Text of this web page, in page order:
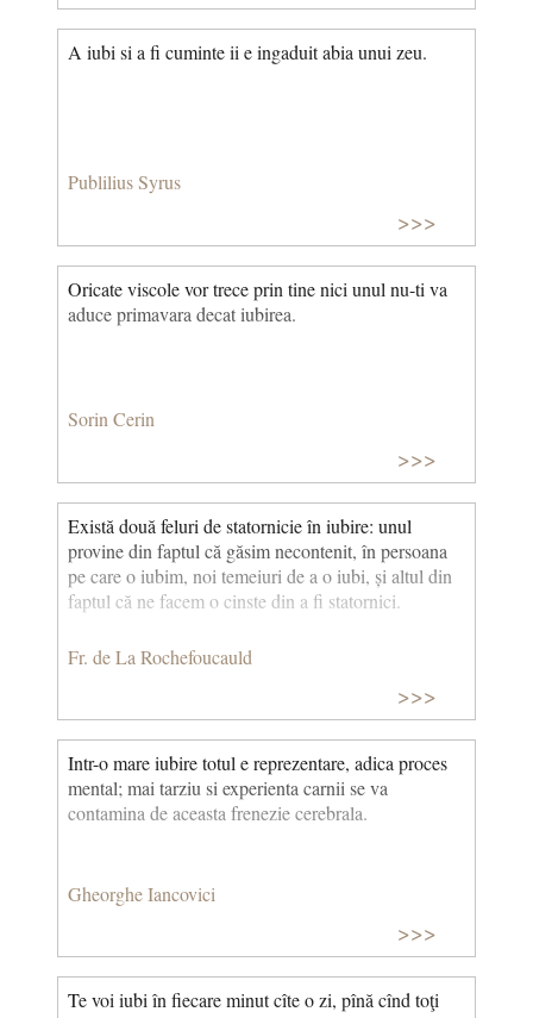
A iubi si a fi cuminte ii e ingaduit abia unui zeu.
Publilius Syrus
>>>
Oricate viscole vor trece prin tine nici unul nu-ti va
aduce primavara decat iubirea.
Sorin Cerin
>>>
Există două feluri de statornicie în iubire: unul
provine din faptul că găsim necontenit, în persoana
pe care o iubim, noi temeiuri de a o iubi, și altul din
faptul că ne facem o cinste din a fi statornici.
Fr. de La Rochefoucauld
>>>
Intr-o mare iubire totul e reprezentare, adica proces
mental; mai tarziu si experienta carnii se va
contamina de aceasta frenezie cerebrala.
Gheorghe Iancovici
>>>
Te voi iubi în fiecare minut cîte o zi, pînă cînd toţi